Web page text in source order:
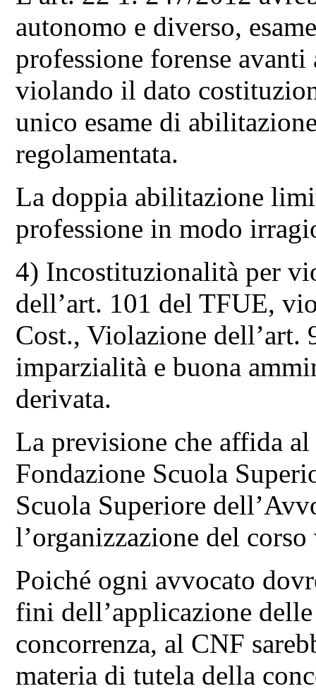
autonomo e diverso,
professione forense
violando il dato
unico esame di
regolamentata.
La doppia abilitazione
professione in modo
4) Incostituzionalità per
dell’art. 101 del TFUE,
Cost., Violazione
imparzialità e buona
derivata.
La previsione che affida
Fondazione Scuola
Scuola Superiore
l’organizzazione del
Poiché ogni avvocato
fini dell’applicazione
concorrenza, al CNF
materia di tutela della